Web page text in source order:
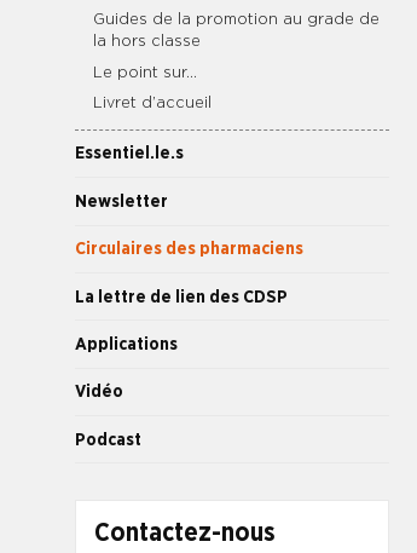
Guides de la promotion au grade de
la hors classe
Le point sur…
Livret d’accueil
Essentiel.le.s
Newsletter
Circulaires des pharmaciens
La lettre de lien des CDSP
Applications
Vidéo
Podcast
Contactez-nous